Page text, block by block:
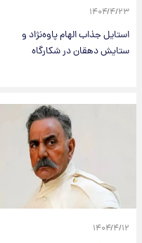
۱۴۰۴/۴/۲۳
استایل جذاب الهام پاوه‌نژاد و
ستایش دهقان در شکارگاه
۱۴۰۴/۴/۱۲